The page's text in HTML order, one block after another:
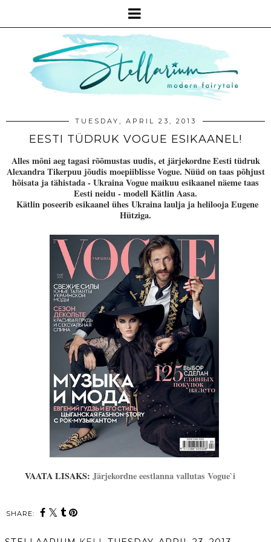
TUESDAY, APRIL 23, 2013
EESTI TÜDRUK VOGUE ESIKAANEL!
Alles mõni aeg tagasi rõõmustas uudis, et järjekordne Eesti tüdruk
Alexandra Tikerpuu jõudis moepiiblisse Vogue. Nüüd on taas põhjust
hõisata ja tähistada - Ukraina Vogue maikuu esikaanel näeme taas
Eesti neidu - modell Kätlin Aasa.
Kätlin poseerib esikaanel ühes Ukraina laulja ja helilooja Eugene
Hütziga.
VAATA LISAKS: Järjekordne eestlanna vallutas Vogue`i
SHARE: